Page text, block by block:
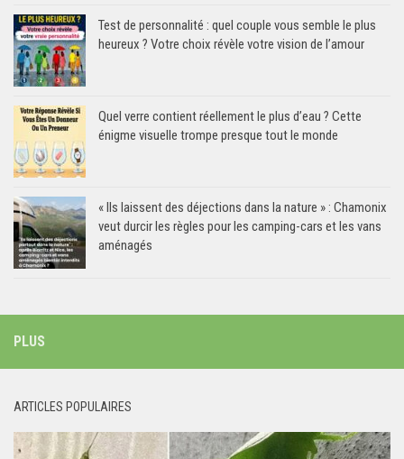
Test de personnalité : quel couple vous semble le plus
heureux ? Votre choix révèle votre vision de l’amour
Quel verre contient réellement le plus d’eau ? Cette
énigme visuelle trompe presque tout le monde
« Ils laissent des déjections dans la nature » : Chamonix
veut durcir les règles pour les camping-cars et les vans
aménagés
PLUS
ARTICLES POPULAIRES